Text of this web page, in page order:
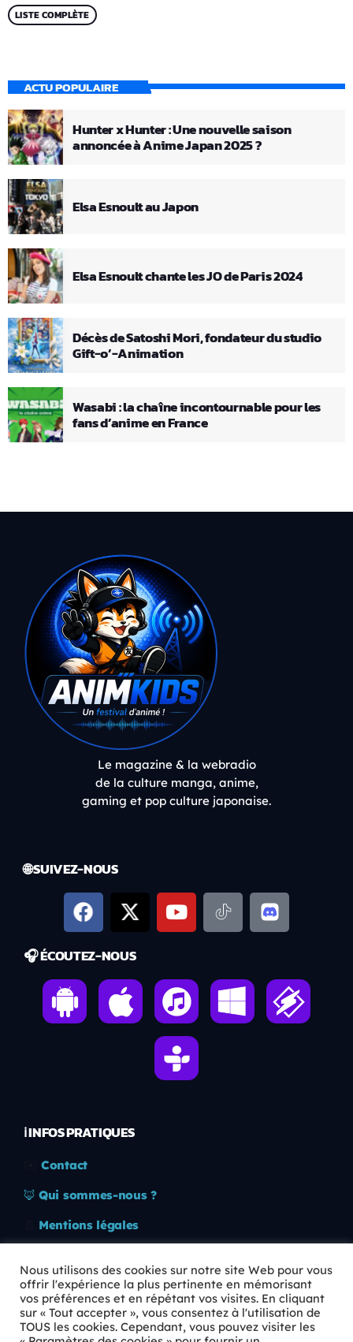
LISTE COMPLÈTE
ACTU POPULAIRE
Hunter x Hunter : Une nouvelle saison
annoncée à Anime Japan 2025 ?
Elsa Esnoult au Japon
Elsa Esnoult chante les JO de Paris 2024
Décès de Satoshi Mori, fondateur du studio
Gift-o’-Animation
Wasabi : la chaîne incontournable pour les
fans d’anime en France
Le magazine & la webradio
de la culture manga, anime,
gaming et pop culture japonaise.
🌐 SUIVEZ-NOUS
🎧 ÉCOUTEZ-NOUS
ℹ️ INFOS PRATIQUES
Contact
🦊 Qui sommes-nous ?
Mentions légales
🛡️ RGPD
Copyright © 2026 Animkids. Tous droits réservés.
Nous utilisons des cookies sur notre site Web pour vous
offrir l'expérience la plus pertinente en mémorisant
vos préférences et en répétant vos visites. En cliquant
sur « Tout accepter », vous consentez à l'utilisation de
TOUS les cookies. Cependant, vous pouvez visiter les